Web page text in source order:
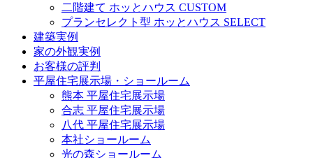
二階建て ホッとハウス CUSTOM
プランセレクト型 ホッとハウス SELECT
建築実例
家の外観実例
お客様の評判
平屋住宅展示場・ショールーム
熊本 平屋住宅展示場
合志 平屋住宅展示場
八代 平屋住宅展示場
本社ショールーム
光の森ショールーム